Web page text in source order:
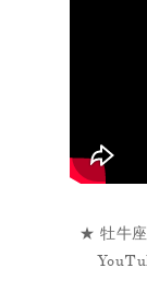
★ 牡牛座